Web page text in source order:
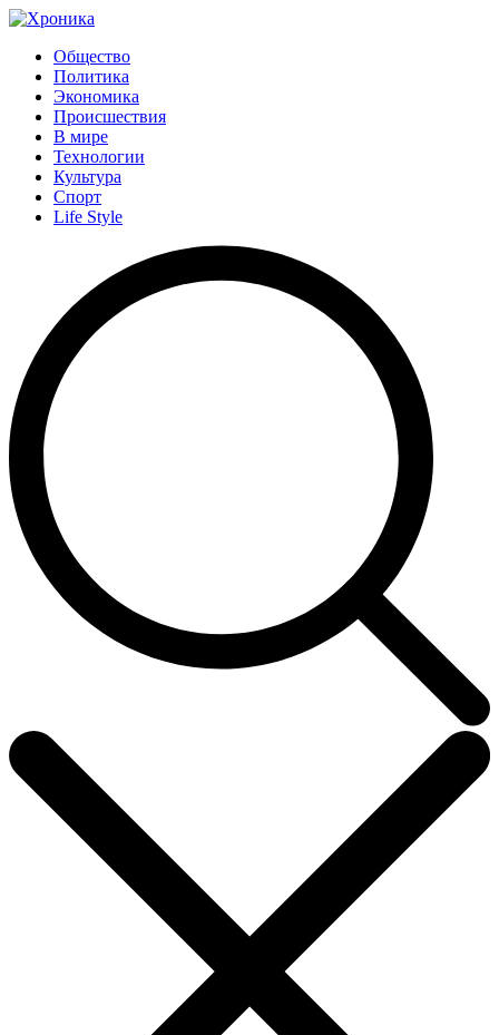
Общество
Политика
Экономика
Происшествия
В мире
Технологии
Культура
Спорт
Life Style